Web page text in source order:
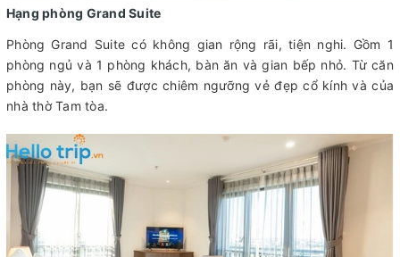
Hạng phòng Grand Suite
Phòng Grand Suite có không gian rộng rãi, tiện nghi. Gồm 1
phòng ngủ và 1 phòng khách, bàn ăn và gian bếp nhỏ. Từ căn
phòng này, bạn sẽ được chiêm ngưỡng vẻ đẹp cổ kính và của
nhà thờ Tam tòa.